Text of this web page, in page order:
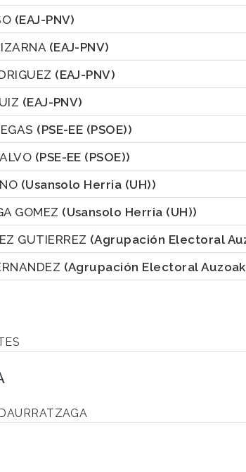
(EAJ-PNV)
(EAJ-PNV)
(EAJ-PNV)
(EAJ-PNV)
(PSE-EE (PSOE))
(PSE-EE (PSOE))
(Usansolo Herria (UH))
GOMEZ (Usansolo Herria (UH))
GUTIERREZ (Agrupación Electoral
(Agrupación Electoral Auzoak